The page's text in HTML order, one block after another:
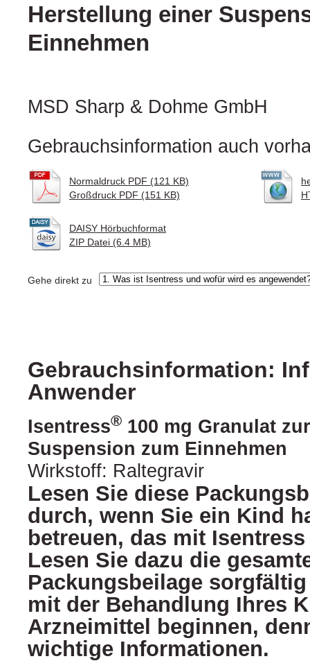
Herstellung einer
Einnehmen
MSD Sharp & Dohme GmbH
Gebrauchsinformation auch
Normaldruck PDF (121 KB)
Großdruck PDF (151 KB)
DAISY Hörbuchformat
ZIP Datei (6.4 MB)
Gehe direkt zu
Gebrauchsinformation:
Anwender
Isentress® 100 mg Granulat
Suspension zum Einnehmen
Wirkstoff: Raltegravir
Lesen Sie diese
durch, wenn Sie ein Kind
betreuen, das mit
Lesen Sie dazu die
Packungsbeilage
mit der Behandlung Ihres
Arzneimittel beginnen,
wichtige Informationen.